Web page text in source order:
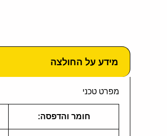
מידע על החולצה
מפרט טכני
חומר והדפסה: